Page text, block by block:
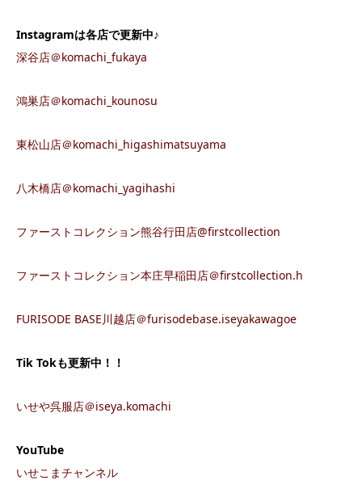
Instagramは各店で更新中♪
深谷店＠komachi_fukaya
鴻巣店＠komachi_kounosu
東松山店＠komachi_higashimatsuyama
八木橋店＠komachi_yagihashi
ファーストコレクション熊谷行田店@firstcollection
ファーストコレクション本庄早稲田店＠firstcollection.h
FURISODE BASE川越店＠furisodebase.iseyakawagoe
Tik Tokも更新中！！
いせや呉服店＠iseya.komachi
YouTube
いせこまチャンネル